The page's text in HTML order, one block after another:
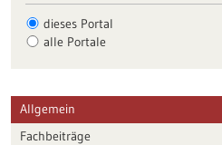
dieses Portal
alle Portale
Allgemein
Fachbeiträge